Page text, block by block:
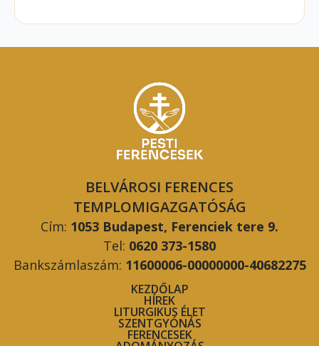
BELVÁROSI FERENCES
TEMPLOMIGAZGATÓSÁG
Cím: 1053 Budapest, Ferenciek tere 9.
Tel: 0620 373-1580
Bankszámlaszám: 11600006-00000000-40682275
KEZDŐLAP
HÍREK
LITURGIKUS ÉLET
SZENTGYÓNÁS
FERENCESEK